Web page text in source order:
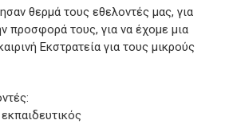
θερμά τους εθελοντές μας, για
προσφορά τους, για να έχομε μια
Εκστρατεία για τους μικρούς